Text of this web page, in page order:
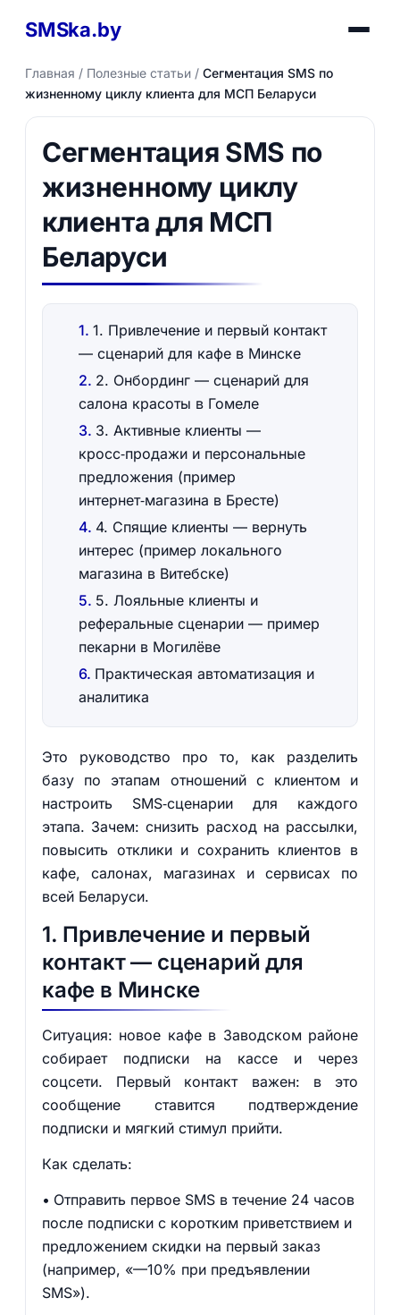
SMSka.by
Главная / Полезные статьи/ Сегментация SMS по
жизненному циклу клиента для МСП Беларуси
Сегментация SMS по
жизненному циклу
клиента для МСП
Беларуси
1. Привлечение и первый контакт
— сценарий для кафе в Минске
2. Онбординг — сценарий для
салона красоты в Гомеле
3. Активные клиенты —
кросс‑продажи и персональные
предложения (пример
интернет‑магазина в Бресте)
4. Спящие клиенты — вернуть
интерес (пример локального
магазина в Витебске)
5. Лояльные клиенты и
реферальные сценарии — пример
пекарни в Могилёве
Практическая автоматизация и
аналитика
Это руководство про то, как разделить
базу по этапам отношений с клиентом и
настроить SMS‑сценарии для каждого
этапа. Зачем: снизить расход на рассылки,
повысить отклики и сохранить клиентов в
кафе, салонах, магазинах и сервисах по
всей Беларуси.
1. Привлечение и первый
контакт — сценарий для
кафе в Минске
Ситуация: новое кафе в Заводском районе
собирает подписки на кассе и через
соцсети. Первый контакт важен: в это
сообщение ставится подтверждение
подписки и мягкий стимул прийти.
Как сделать:
Отправить первое SMS в течение 24 часов
после подписки с коротким приветствием и
предложением скидки на первый заказ
(например, «—10% при предъявлении
SMS»).